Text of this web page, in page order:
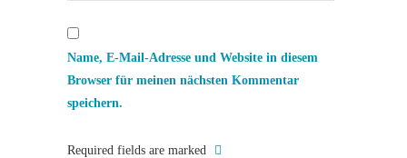
Name, E-Mail-Adresse und Website in diesem
Browser für meinen nächsten Kommentar
speichern.
Required fields are marked